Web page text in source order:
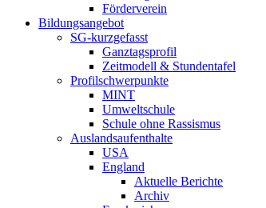
Förderverein
Bildungsangebot
SG-kurzgefasst
Ganztagsprofil
Zeitmodell & Stundentafel
Profilschwerpunkte
MINT
Umweltschule
Schule ohne Rassismus
Auslandsaufenthalte
USA
England
Aktuelle Berichte
Archiv